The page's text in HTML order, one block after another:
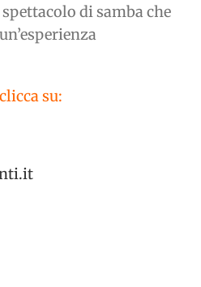
di samba che
su: